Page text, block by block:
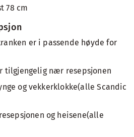
78 cm
er i passende høyde for
tilgjengelig nær resepsjonen
og vekkerklokke(alle Scandic
og heisene(alle